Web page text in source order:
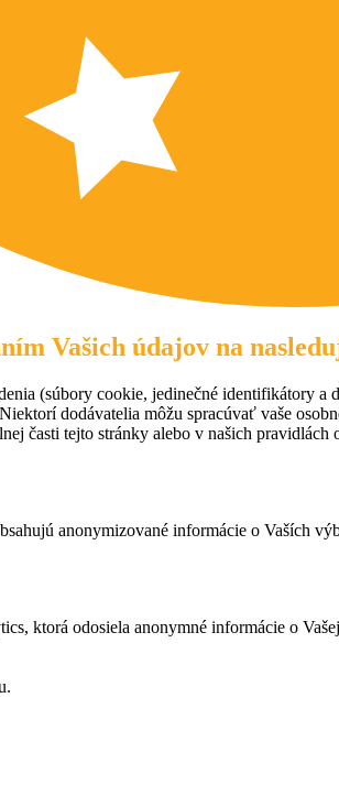
Vašich údajov na
(súbory cookie, jedinečné identifikátory
dodávatelia môžu spracúvať vaše
časti tejto stránky alebo v našich pravidlách
anonymizované informácie o Vaších
ktorá odosiela anonymné informácie o